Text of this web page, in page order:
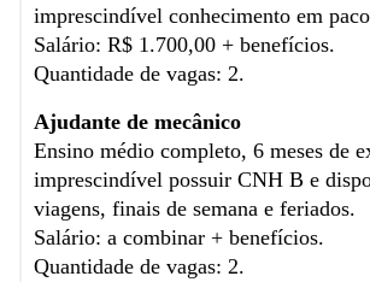
imprescindível conhecimento em
Salário: R$ 1.700,00 + benefícios.
Quantidade de vagas: 2.
Ajudante de mecânico
Ensino médio completo, 6 meses de
imprescindível possuir CNH B e
viagens, finais de semana e feriados.
Salário: a combinar + benefícios.
Quantidade de vagas: 2.